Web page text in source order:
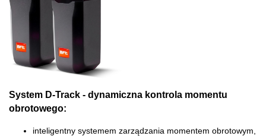
System D-Track - dynamiczna kontrola momentu
obrotowego:
inteligentny systemem zarządzania momentem obrotowym,